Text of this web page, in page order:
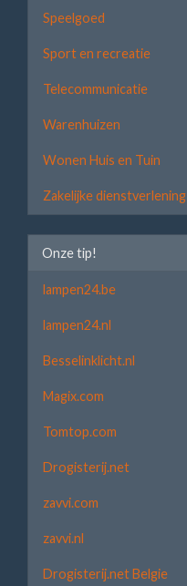
Speelgoed
Sport en recreatie
Telecommunicatie
Warenhuizen
Wonen Huis en Tuin
Zakelijke dienstverlening
Onze tip!
lampen24.be
lampen24.nl
Besselinklicht.nl
Magix.com
Tomtop.com
Drogisterij.net
zavvi.com
zavvi.nl
Drogisterij.net Belgie